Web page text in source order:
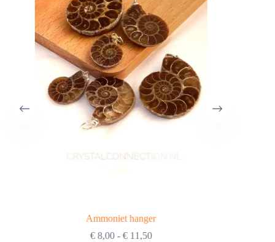
Ammoniet hanger
€8,00 - €11,50Prijsklasse: